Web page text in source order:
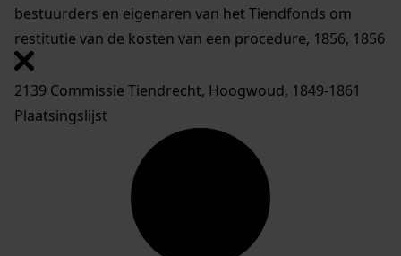
bestuurders en eigenaren van het Tiendfonds om
restitutie van de kosten van een procedure, 1856, 1856
2139 Commissie Tiendrecht, Hoogwoud, 1849-1861
Plaatsingslijst